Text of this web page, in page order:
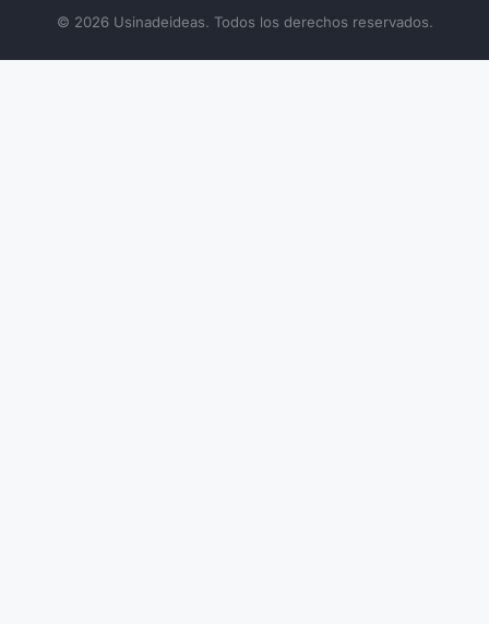
© 2026 Usinadeideas. Todos los derechos reservados.